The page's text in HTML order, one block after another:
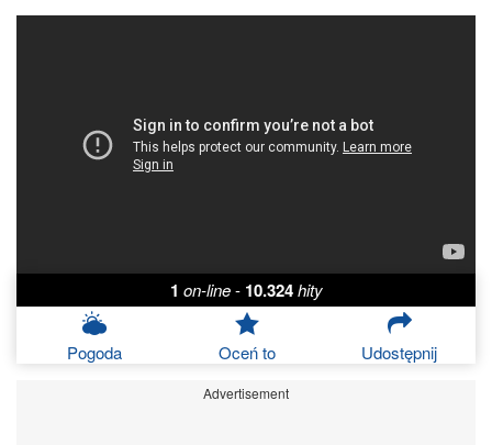
1 on-line - 10.324 hity
Pogoda Oceń to Udostępnij
Advertisement